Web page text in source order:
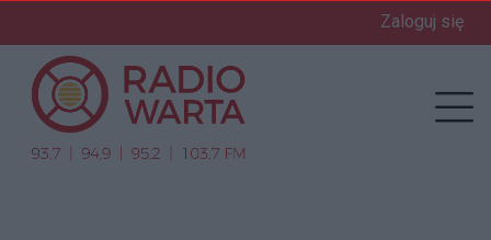
Zaloguj się